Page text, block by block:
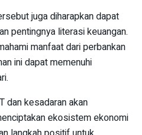
juga diharapkan dapat
pentingnya literasi keuangan.
manfaat dari perbankan
ini dapat memenuhi
dan kesadaran akan
ekosistem ekonomi